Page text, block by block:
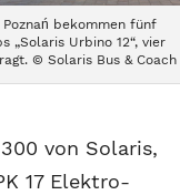
bekommen fünf
„Solaris Urbino 12“, vier
© Solaris Bus & Coach
von Solaris,
17 Elektro-